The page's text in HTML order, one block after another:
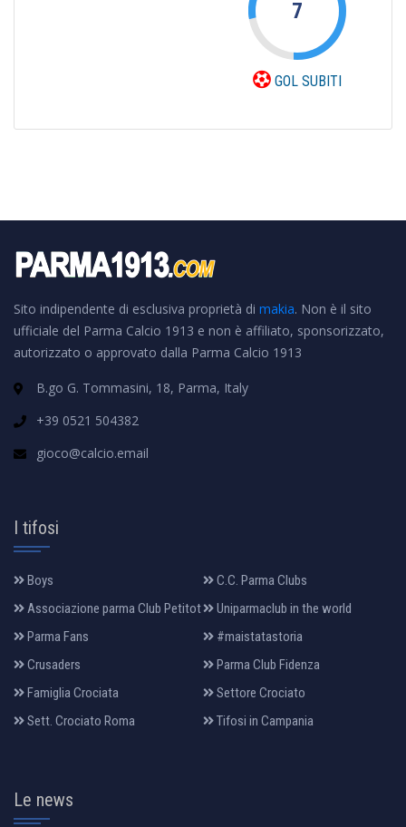
7
GOL SUBITI
Sito indipendente di esclusiva proprietà di makia. Non è il sito
ufficiale del Parma Calcio 1913 e non è affiliato, sponsorizzato,
autorizzato o approvato dalla Parma Calcio 1913
B.go G. Tommasini, 18, Parma, Italy
+39 0521 504382
gioco@calcio.email
I tifosi
Boys
C.C. Parma Clubs
Associazione parma Club Petitot
Uniparmaclub in the world
Parma Fans
#maistatastoria
Crusaders
Parma Club Fidenza
Famiglia Crociata
Settore Crociato
Sett. Crociato Roma
Tifosi in Campania
Le news